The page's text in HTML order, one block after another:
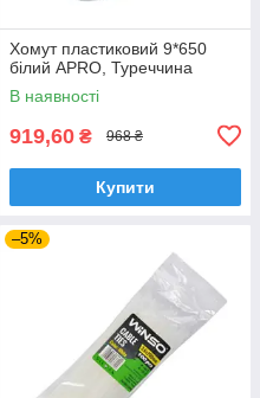
Хомут пластиковий 9*650
білий APRO, Туреччина
В наявності
919,60 ₴ 968 ₴
Купити
–5%